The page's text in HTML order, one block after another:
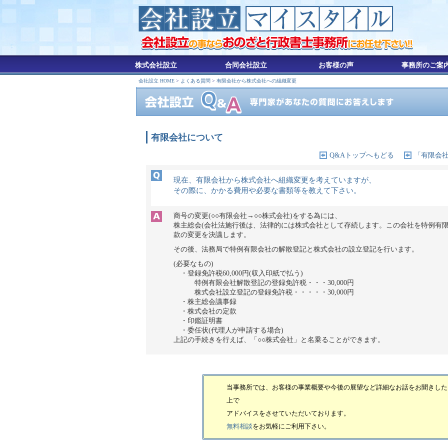
株式会社設立 合同会社設立 お客様の声 事務所のご案
会社設立 HOME > よくある質問 > 有限会社から株式会社への組織変更
有限会社について
Q&Aトップへもどる 「有限会
現在、有限会社から株式会社へ組織変更を考えていますが、
その際に、かかる費用や必要な書類等を教えて下さい。
商号の変更(○○有限会社→○○株式会社)をする為には、
株主総会(会社法施行後は、法律的には株式会社として存続します。この会社を特例有
款の変更を決議します。
その後、法務局で特例有限会社の解散登記と株式会社の設立登記を行います。
(必要なもの)
・登録免許税60,000円(収入印紙で払う)
特例有限会社解散登記の登録免許税・・・30,000円
株式会社設立登記の登録免許税・・・・・30,000円
・株主総会議事録
・株式会社の定款
・印鑑証明書
・委任状(代理人が申請する場合)
上記の手続きを行えば、「○○株式会社」と名乗ることができます。
当事務所では、お客様の事業概要や今後の展望など詳細なお話をお聞きした
上で
アドバイスをさせていただいております。
無料相談をお気軽にご利用下さい。